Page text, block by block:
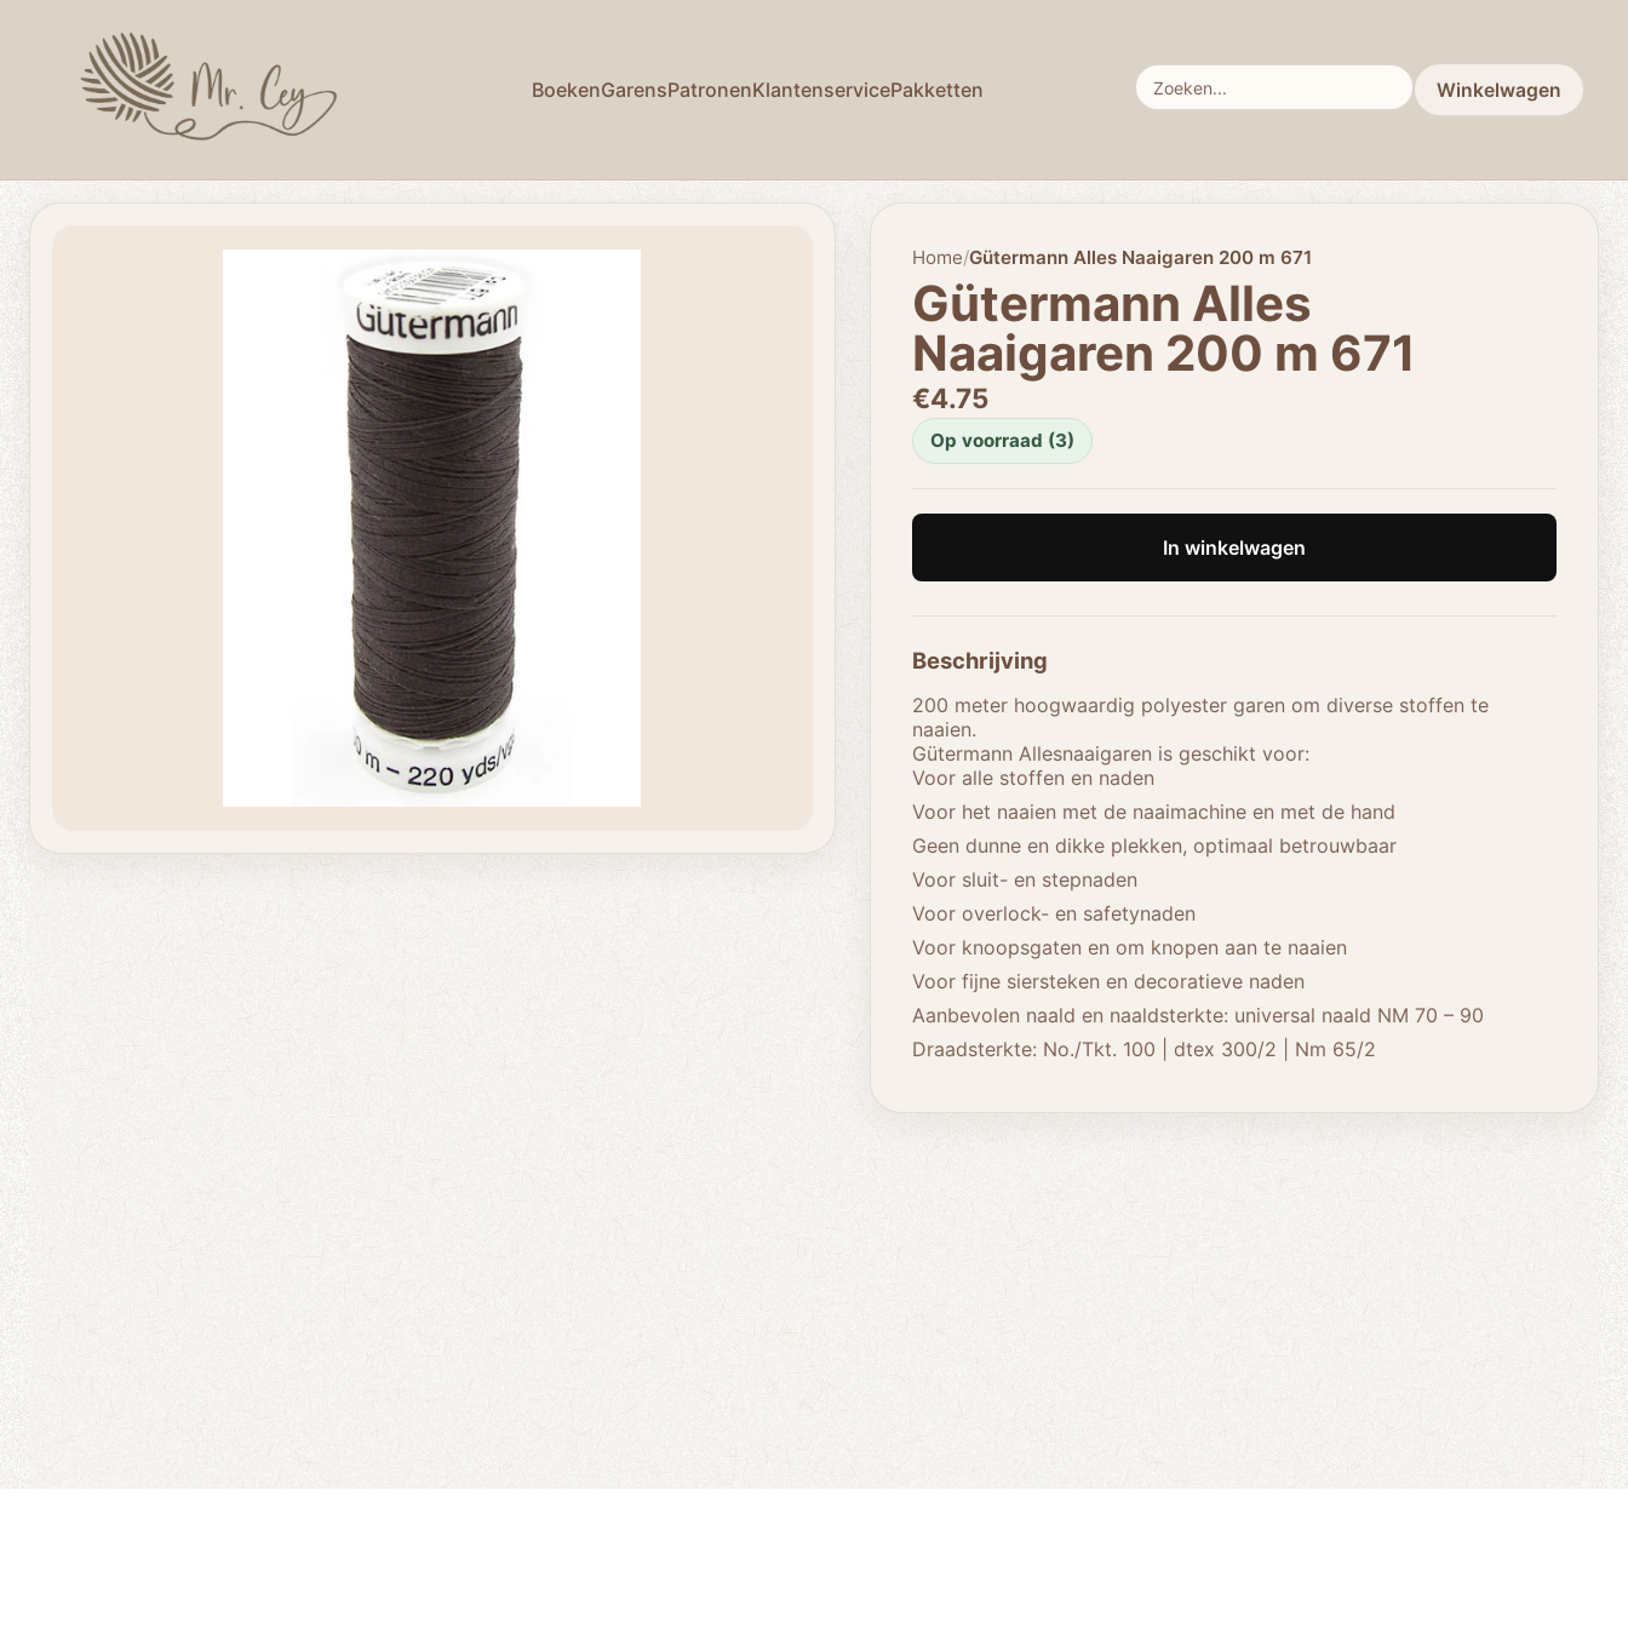
BoekenGarensPatronenKlantenservicePakketten Winkelwagen
Home/Gütermann Alles Naaigaren 200 m 671
Gütermann Alles
Naaigaren 200 m 671
€4.75
Op voorraad (3)
In winkelwagen
Beschrijving
200 meter hoogwaardig polyester garen om diverse stoffen te
naaien.
Gütermann Allesnaaigaren is geschikt voor:
Voor alle stoffen en naden
Voor het naaien met de naaimachine en met de hand
Geen dunne en dikke plekken, optimaal betrouwbaar
Voor sluit- en stepnaden
Voor overlock- en safetynaden
Voor knoopsgaten en om knopen aan te naaien
Voor fijne siersteken en decoratieve naden
Aanbevolen naald en naaldsterkte: universal naald NM 70 – 90
Draadsterkte: No./Tkt. 100 | dtex 300/2 | Nm 65/2